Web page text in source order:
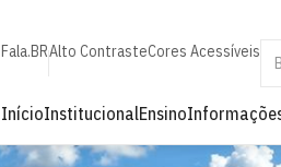
Fala.BRAlto ContrasteCores Acessíveis
InícioInstitucionalEnsino